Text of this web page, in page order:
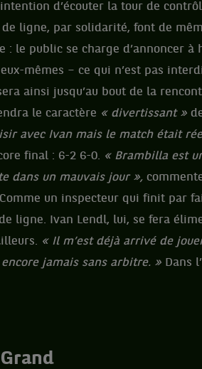
d’écouter la tour de
de ligne, par solidarité, font de
: le public se charge d’annoncer à
mêmes – ce qui n’est pas
ainsi jusqu’au bout de la
le caractère « divertissant »
avec Ivan mais le match était
final : 6-2 6-0. « Brambilla est
dans un mauvais jour »,
Comme un inspecteur qui finit par
ligne. Ivan Lendl, lui, se fera
« Il m’est déjà arrivé de
jamais sans arbitre. » Dans